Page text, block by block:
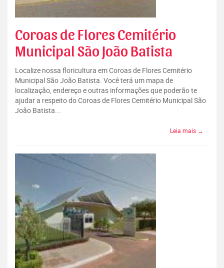
Coroas de Flores Cemitério
Municipal São João Batista
Localize nossa floricultura em Coroas de Flores Cemitério
Municipal São João Batista. Você terá um mapa de
localização, endereço e outras informações que poderão te
ajudar a respeito do Coroas de Flores Cemitério Municipal São
João Batista...
Leia mais →